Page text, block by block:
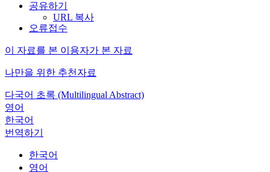
공유하기
URL 복사
오류접수
이 자료를 본 이용자가 본 자료
나만을 위한 추천자료
다국어 초록 (Multilingual Abstract)
영어
한국어
번역하기
한국어
영어